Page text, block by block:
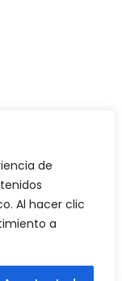
de
Al hacer clic
a